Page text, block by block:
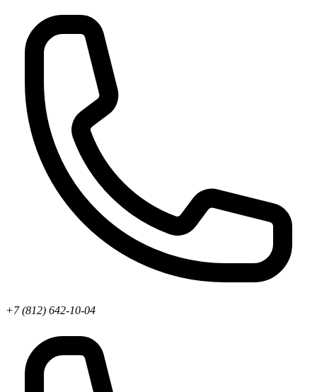
+7 (812) 642-10-04